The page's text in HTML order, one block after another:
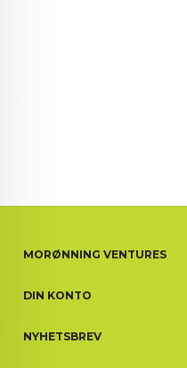
MORØNNING VENTURES
DIN KONTO
NYHETSBREV